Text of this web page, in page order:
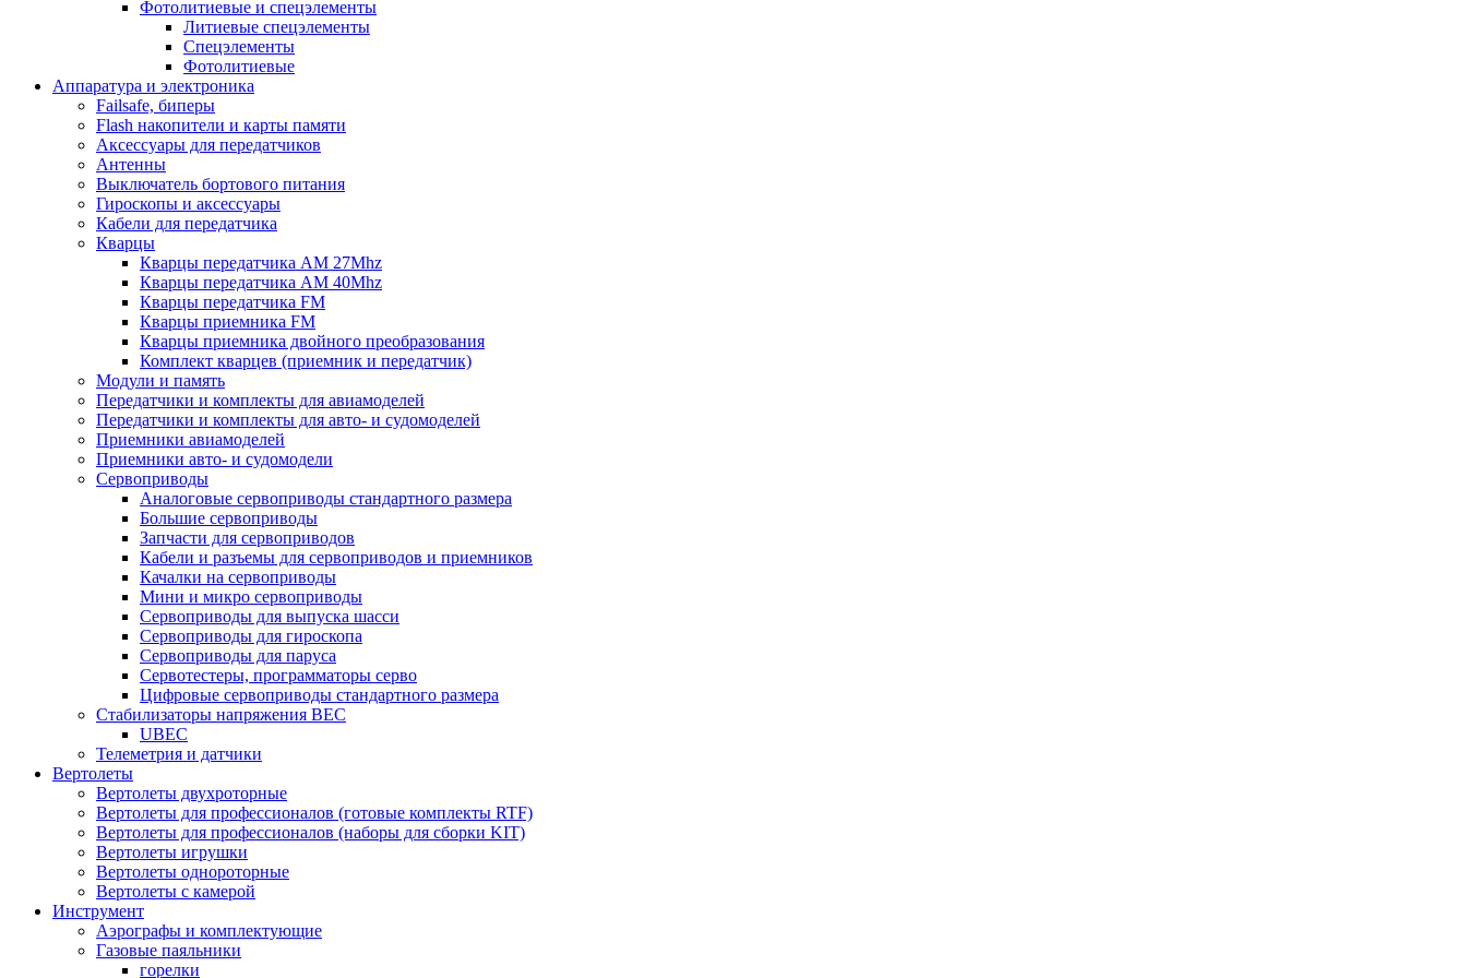
Фотолитиевые и спецэлементы
Литиевые спецэлементы
Спецэлементы
Фотолитиевые
Аппаратура и электроника
Failsafe, биперы
Flash накопители и карты памяти
Аксессуары для передатчиков
Антенны
Выключатель бортового питания
Гироскопы и аксессуары
Кабели для передатчика
Кварцы
Кварцы передатчика AM 27Mhz
Кварцы передатчика AM 40Mhz
Кварцы передатчика FM
Кварцы приемника FM
Кварцы приемника двойного преобразования
Комплект кварцев (приемник и передатчик)
Модули и память
Передатчики и комплекты для авиамоделей
Передатчики и комплекты для авто- и судомоделей
Приемники авиамоделей
Приемники авто- и судомодели
Сервоприводы
Аналоговые сервоприводы стандартного размера
Большие сервоприводы
Запчасти для сервоприводов
Кабели и разъемы для сервоприводов и приемников
Качалки на сервоприводы
Мини и микро сервоприводы
Сервоприводы для выпуска шасси
Сервоприводы для гироскопа
Сервоприводы для паруса
Сервотестеры, программаторы серво
Цифровые сервоприводы стандартного размера
Стабилизаторы напряжения BEC
UBEC
Телеметрия и датчики
Вертолеты
Вертолеты двухроторные
Вертолеты для профессионалов (готовые комплекты RTF)
Вертолеты для профессионалов (наборы для сборки KIT)
Вертолеты игрушки
Вертолеты однороторные
Вертолеты с камерой
Инструмент
Аэрографы и комплектующие
Газовые паяльники
горелки